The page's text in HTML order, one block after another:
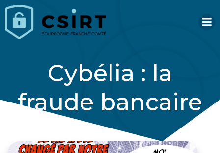
Cybélia : la
fraude bancaire